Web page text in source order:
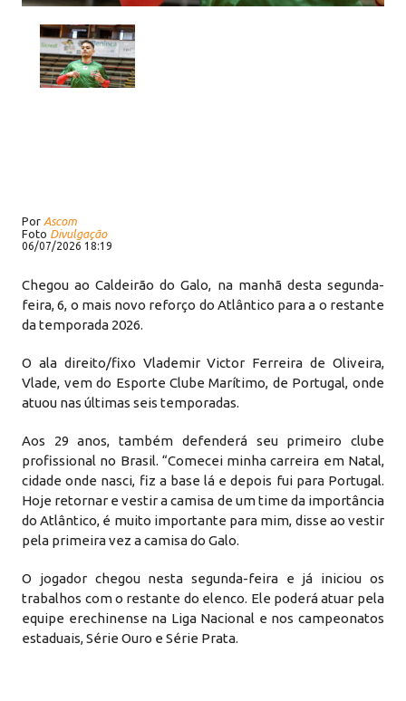
Por Ascom
Foto Divulgação
06/07/2026 18:19
Chegou ao Caldeirão do Galo, na manhã desta segunda-
feira, 6, o mais novo reforço do Atlântico para a o restante
da temporada 2026.
O ala direito/fixo Vlademir Victor Ferreira de Oliveira,
Vlade, vem do Esporte Clube Marítimo, de Portugal, onde
atuou nas últimas seis temporadas.
Aos 29 anos, também defenderá seu primeiro clube
profissional no Brasil. “Comecei minha carreira em Natal,
cidade onde nasci, fiz a base lá e depois fui para Portugal.
Hoje retornar e vestir a camisa de um time da importância
do Atlântico, é muito importante para mim, disse ao vestir
pela primeira vez a camisa do Galo.
O jogador chegou nesta segunda-feira e já iniciou os
trabalhos com o restante do elenco. Ele poderá atuar pela
equipe erechinense na Liga Nacional e nos campeonatos
estaduais, Série Ouro e Série Prata.